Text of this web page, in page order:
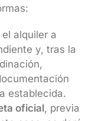
alquiler a
y, tras la
establecida.
oficial, previa